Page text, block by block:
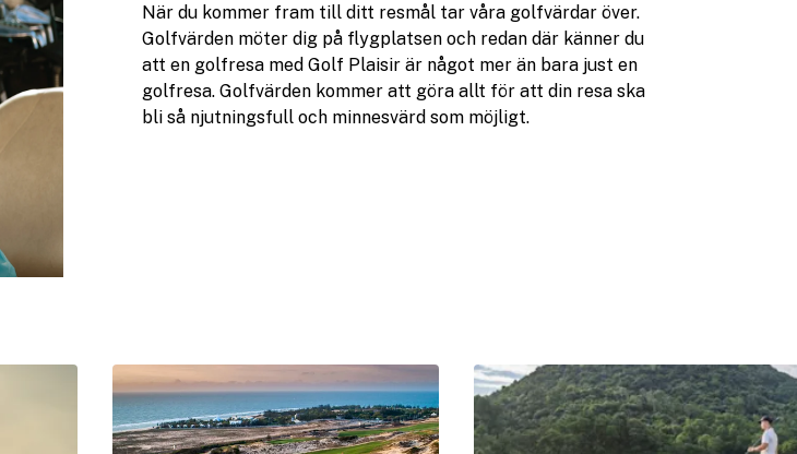
När du kommer fram till ditt resmål tar våra golfvärdar över.
Golfvärden möter dig på flygplatsen och redan där känner du
att en golfresa med Golf Plaisir är något mer än bara just en
golfresa. Golfvärden kommer att göra allt för att din resa ska
bli så njutningsfull och minnesvärd som möjligt.